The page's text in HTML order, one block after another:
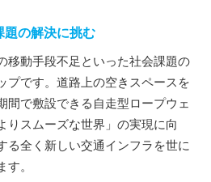
題の解決に挑む
移動手段不足といった社会課題の
プです。道路上の空きスペースを
間で敷設できる自走型ロープウェ
りスムーズな世界」の実現に向
る全く新しい交通インフラを世に
。